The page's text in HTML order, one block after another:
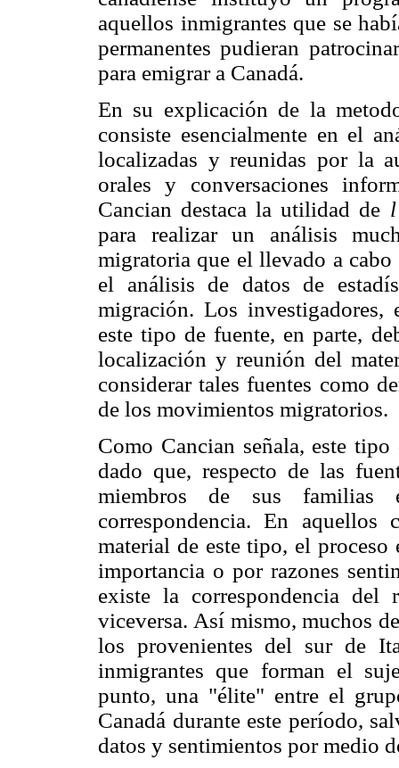
aquellos inmigrantes que se
permanentes pudieran
para emigrar a Canadá.
En su explicación de la
consiste esencialmente en el
localizadas y reunidas por la
orales y conversaciones
Cancian destaca la utilidad de
para realizar un análisis
migratoria que el llevado a
el análisis de datos de
migración. Los investigadores,
este tipo de fuente, en parte,
localización y reunión del
considerar tales fuentes como
de los movimientos migratorios.
Como Cancian señala, este
dado que, respecto de las
miembros de sus familias
correspondencia. En aquellos
material de este tipo, el
importancia o por razones
existe la correspondencia
viceversa. Así mismo, muchos
los provenientes del sur de
inmigrantes que forman el
punto, una "élite" entre el
Canadá durante este período,
datos y sentimientos por medio